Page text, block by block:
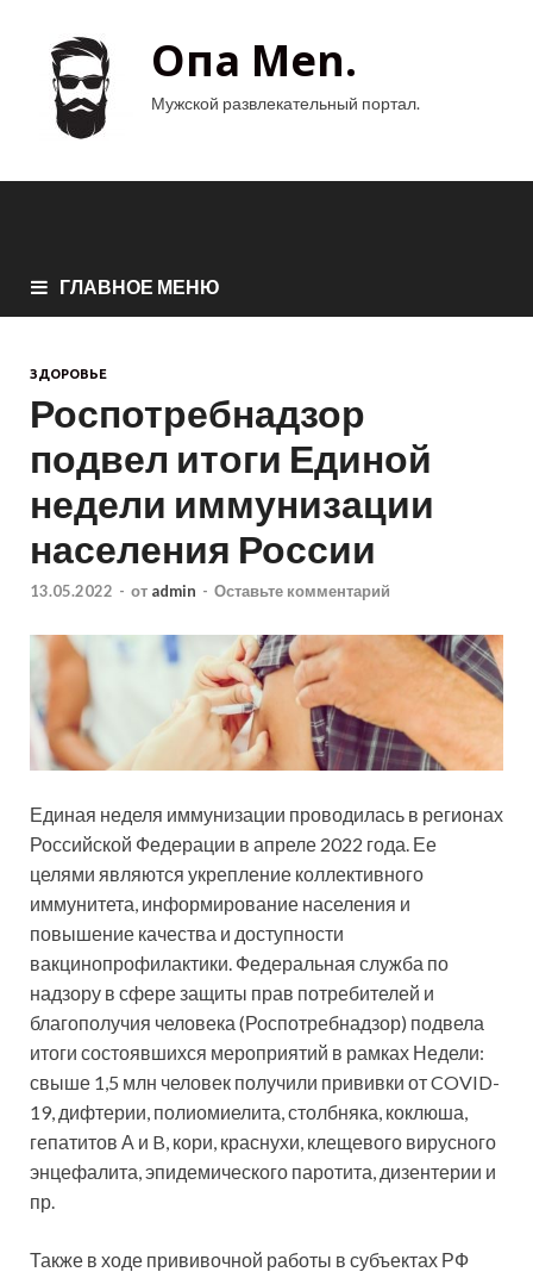
Опа Men.
Мужской развлекательный портал.
ГЛАВНОЕ МЕНЮ
ЗДОРОВЬЕ
Роспотребнадзор
подвел итоги Единой
недели иммунизации
населения России
13.05.2022 - от admin - Оставьте комментарий
Единая неделя иммунизации проводилась в регионах
Российской Федерации в апреле 2022 года. Ее
целями являются укрепление коллективного
иммунитета, информирование населения и
повышение качества и доступности
вакцинопрофилактики. Федеральная служба по
надзору в сфере защиты прав потребителей и
благополучия человека (Роспотребнадзор) подвела
итоги состоявшихся мероприятий в рамках Недели:
свыше 1,5 млн человек получили прививки от COVID-
19, дифтерии, полиомиелита, столбняка, коклюша,
гепатитов А и B, кори, краснухи, клещевого вирусного
энцефалита, эпидемического паротита, дизентерии и
пр.
Также в ходе прививочной работы в субъектах РФ